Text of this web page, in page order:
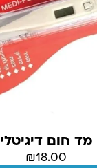
מד חום דיגיטלי
₪18.00